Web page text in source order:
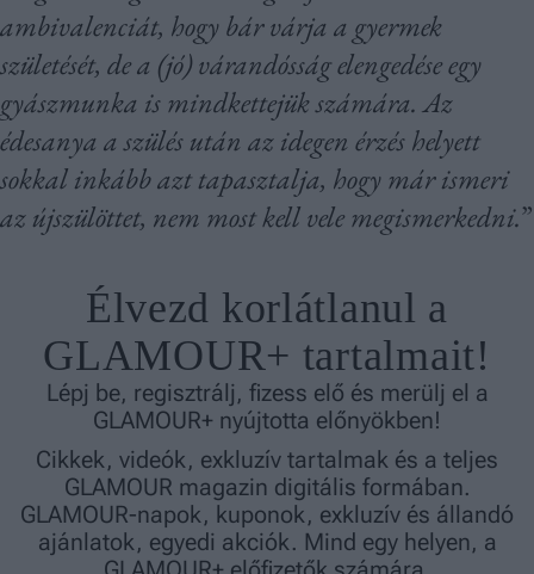
ambivalenciát, hogy bár várja a gyermek
születését, de a (jó) várandósság elengedése egy
gyászmunka is mindkettejük számára. Az
édesanya a szülés után az idegen érzés helyett
sokkal inkább azt tapasztalja, hogy már ismeri
az újszülöttet, nem most kell vele megismerkedni.”